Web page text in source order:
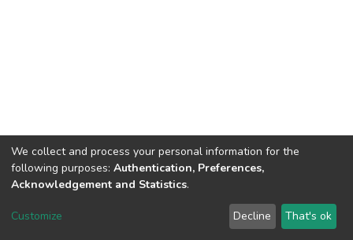
Dspace & Volodymyr Dahl East Ukrainian National University
LYRASIS
Send Feedback
We collect and process your personal information for the
following purposes: Authentication, Preferences,
Acknowledgement and Statistics.
Customize Decline That's ok